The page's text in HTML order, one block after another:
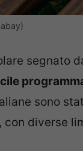
segnato
sono
diverse